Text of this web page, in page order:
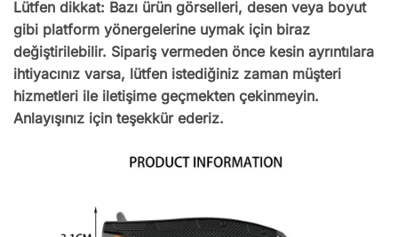
Lütfen dikkat: Bazı ürün görselleri, desen veya boyut
gibi platform yönergelerine uymak için biraz
değiştirilebilir. Sipariş vermeden önce kesin ayrıntılara
ihtiyacınız varsa, lütfen istediğiniz zaman müşteri
hizmetleri ile iletişime geçmekten çekinmeyin.
Anlayışınız için teşekkür ederiz.